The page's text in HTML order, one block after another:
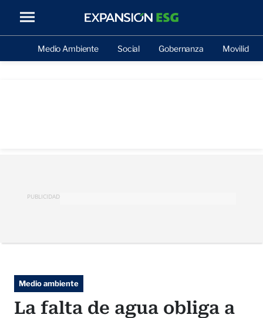
Medio Ambiente Social Gobernanza Movilidad
PUBLICIDAD
Medio ambiente
La falta de agua obliga a